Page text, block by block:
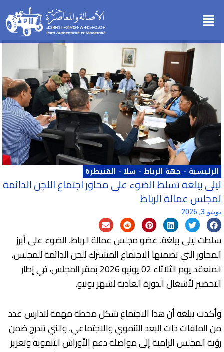
إلىMenu
الرئيسية - جهة الرباط - سلا - القنيطرة
ليلى بيلغة تسلط الضوء على محاور اجتماع اللجن الدائمة
لمجلس عمالة الرباط
يونيو 3, 2026
سلطت ليلى بيلغة، عضو مجلس عمالة الرباط، الضوء على أبرز
المحاور التي تضمنها الاجتماع المشترك للجن الدائمة للمجلس،
المنعقد يوم الثلاثاء 02 يونيو 2026 بمقر المجلس، في إطار
التحضير لأشغال الدورة العادية لشهر يونيو.
وأكدت بيلغة أن هذا الاجتماع شكل محطة مهمة لتدارس عدد
من الملفات ذات البعد التنموي والاجتماعي، والتي تندرج ضمن
رؤية المجلس الرامية إلى مواصلة دعم الأوراش التنموية وتعزيز